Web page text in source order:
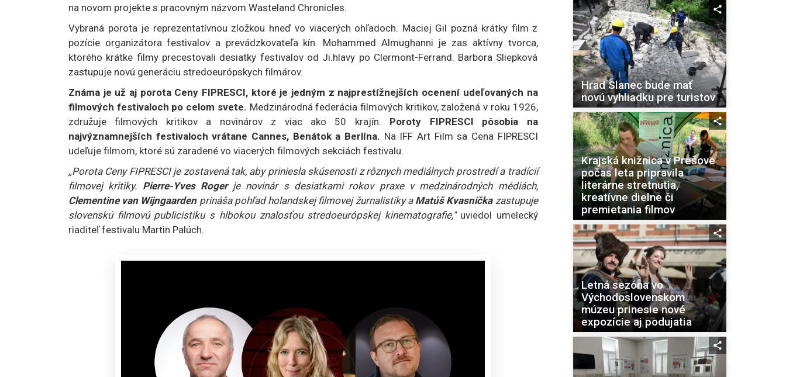
na novom projekte s pracovným názvom Wasteland Chronicles.
Vybraná porota je reprezentatívnou zložkou hneď vo viacerých ohľadoch. Maciej Gil pozná krátky film z
pozície organizátora festivalov a prevádzkovateľa kín. Mohammed Almughanni je zas aktívny tvorca,
ktorého krátke filmy precestovali desiatky festivalov od Ji.hlavy po Clermont-Ferrand. Barbora Sliepková
zastupuje novú generáciu stredoeurópskych filmárov.
Známa je už aj porota Ceny FIPRESCI, ktoré je jedným z najprestížnejších ocenení udeľovaných na
filmových festivaloch po celom svete. Medzinárodná federácia filmových kritikov, založená v roku 1926,
združuje filmových kritikov a novinárov z viac ako 50 krajín. Poroty FIPRESCI pôsobia na
najvýznamnejších festivaloch vrátane Cannes, Benátok a Berlína. Na IFF Art Film sa Cena FIPRESCI
udeľuje filmom, ktoré sú zaradené vo viacerých filmových sekciách festivalu.
„Porota Ceny FIPRESCI je zostavená tak, aby priniesla skúsenosti z rôznych mediálnych prostredí a tradícií
filmovej kritiky. Pierre-Yves Rogerje novinár s desiatkami rokov praxe v medzinárodných médiách,
Clementine van Wijngaarden prináša pohľad holandskej filmovej žurnalistiky a Matúš Kvasnička zastupuje
slovenskú filmovú publicistiku s hlbokou znalosťou stredoeurópskej kinematografie,"uviedol umelecký
riaditeľ festivalu Martin Palúch.
Hrad Slanec bude mať
novú vyhliadku pre turistov
Krajská knižnica v Prešove
počas leta pripravila
literárne stretnutia,
kreatívne dielne či
premietania filmov
Letná sezóna vo
Východoslovenskom
múzeu prinesie nové
expozície aj podujatia